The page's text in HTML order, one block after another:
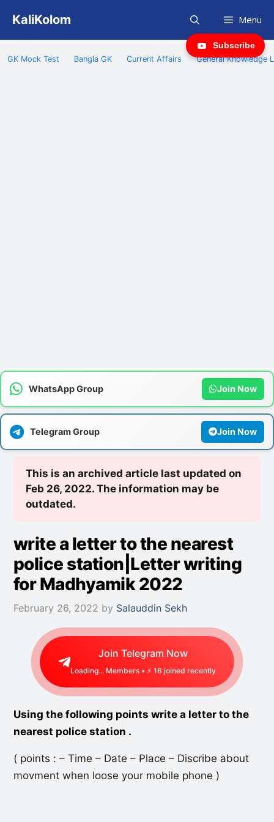
content
KaliKolom Menu
GK Mock Test Bangla GK Current Affairs General Knowledge
WhatsApp Group Join Now
Telegram Group Join Now
Subscribe
This is an archived article last updated on
Feb 26, 2022. The information may be
outdated.
write a letter to the nearest
police station|Letter writing
for Madhyamik 2022
February 26, 2022 by Salauddin Sekh
Join Telegram Now
Loading... Members • ⚡ 41 joined recently
Using the following points write a letter to the
nearest police station .
( points : – Time – Date – Place – Discribe about
movment when loose your mobile phone )